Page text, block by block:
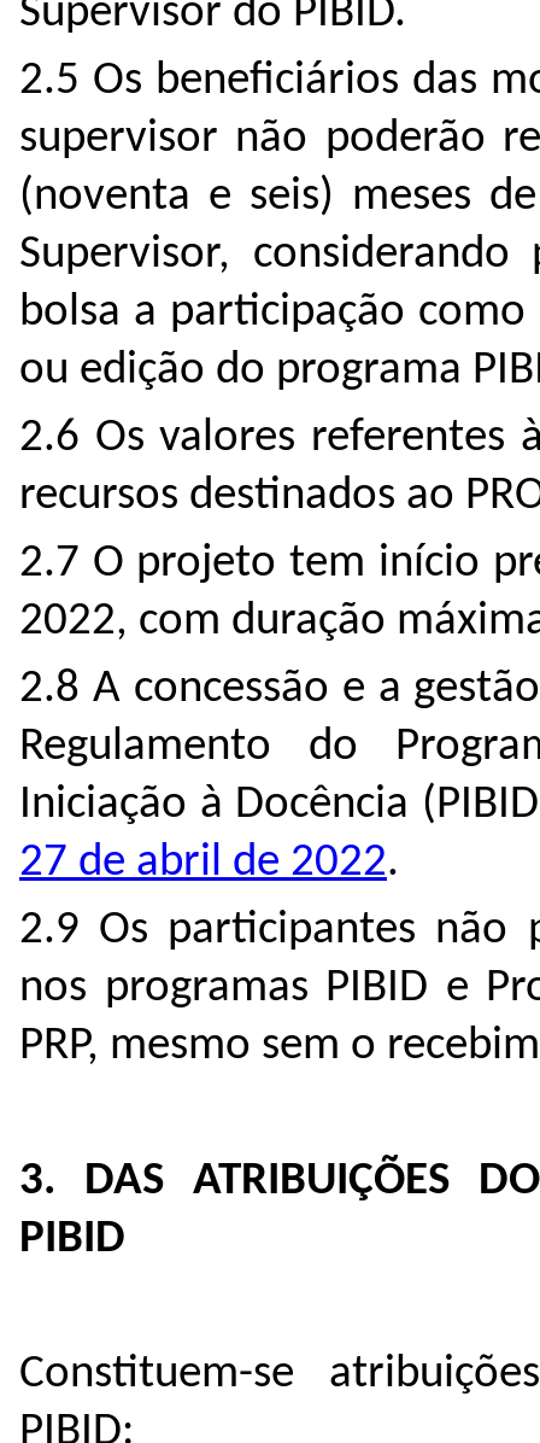
Supervisor do PIBID.
2.5 Os beneficiários das
supervisor não poderão
(noventa e seis) meses
Supervisor,
bolsa a participação
ou edição do programa
2.6 Os valores referentes
recursos destinados ao
2.7 O projeto tem início
2022, com duração
2.8 A concessão e a
Regulamento do
Iniciação à Docência
27 de abril de 2022.
2.9 Os participantes não
nos programas PIBID e
PRP, mesmo sem o
3. DAS ATRIBUIÇÕES
PIBID
Constituem-se
PIBID: